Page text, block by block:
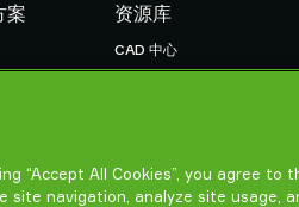
案
部件
方案
资源库
CAD 中心
“Accept All Cookies”, you agree
site navigation, analyze site usage,